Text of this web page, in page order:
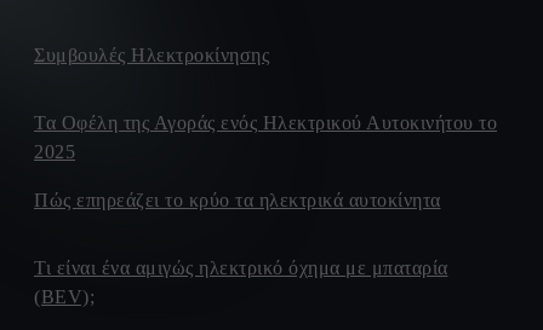
Συμβουλές Ηλεκτροκίνησης
Τα Οφέλη της Αγοράς ενός Ηλεκτρικού Αυτοκινήτου το
2025
Πώς επηρεάζει το κρύο τα ηλεκτρικά αυτοκίνητα
Τι είναι ένα αμιγώς ηλεκτρικό όχημα με μπαταρία
(BEV);